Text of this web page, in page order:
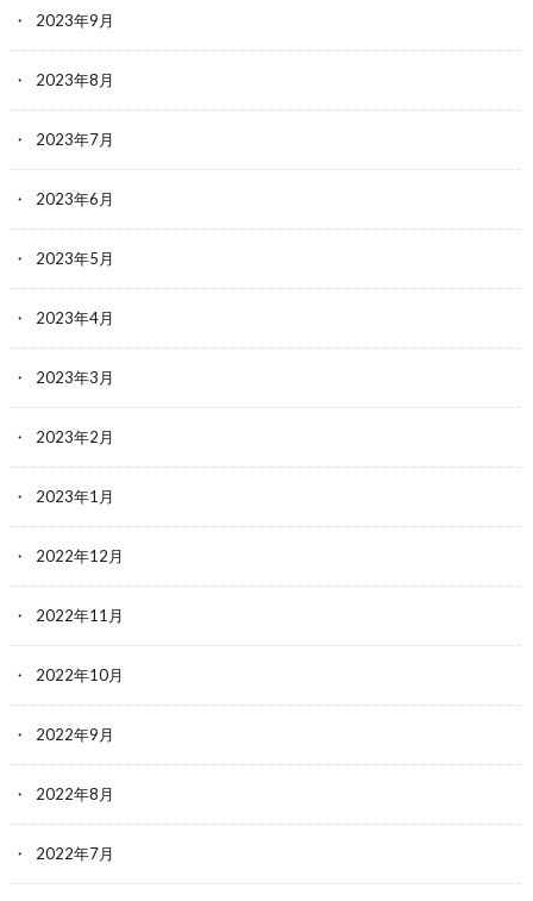
2023年9月
2023年8月
2023年7月
2023年6月
2023年5月
2023年4月
2023年3月
2023年2月
2023年1月
2022年12月
2022年11月
2022年10月
2022年9月
2022年8月
2022年7月